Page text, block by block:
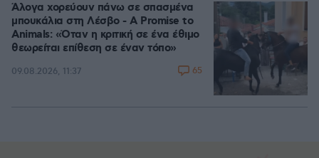
Άλογα χορεύουν πάνω σε σπασμένα
μπουκάλια στη Λέσβο - A Promise to
Animals: «Όταν η κριτική σε ένα έθιμο
θεωρείται επίθεση σε έναν τόπο»
09.08.2026, 11:37 65